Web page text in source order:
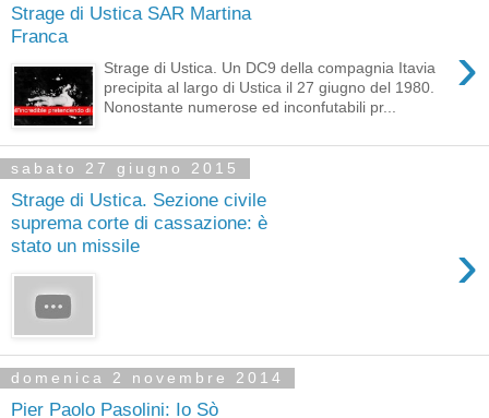
Strage di Ustica SAR Martina
Franca
›
Strage di Ustica. Un DC9 della compagnia Itavia
precipita al largo di Ustica il 27 giugno del 1980.
Nonostante numerose ed inconfutabili pr...
sabato 27 giugno 2015
Strage di Ustica. Sezione civile
suprema corte di cassazione: è
stato un missile
›
domenica 2 novembre 2014
Pier Paolo Pasolini: Io Sò